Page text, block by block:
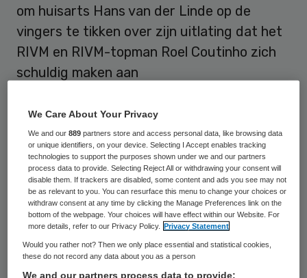
om huisarts Hans van der Linde op de
vingers te tikken over zijn uitlating dat het
RIVM en RIVM-topman Roel Coutinho zich
schuldig maken aan
Middelburg deed woensdag uitspraak.
De Nederlandse Staat had namens het
ministerie van VWS en het Rijksinstituut
voor Volksgezondheid en Milieu (RIVM) de
zaakaangespannen tegen de huisartsna
uitlatingen van hem over het nut van de
griepprik en zijn beschuldigingen over
belangenverstrengeling. Het Rijksinstituut
We Care About Your Privacy
We and our889 partners store and access personal data, like browsing data
or unique identifiers, on your device. Selecting I Accept enables tracking
technologies to support the purposes shown under we and our partners
process data to provide. Selecting Reject All or withdrawing your consent will
disable them. If trackers are disabled, some content and ads you see may not
be as relevant to you. You can resurface this menu to change your choices or
withdraw consent at any time by clicking the Manage Preferences link on the
bottom of the webpage. Your choices will have effect within our Website. For
more details, refer to our Privacy Policy.
Privacy Statement
Would you rather not? Then we only place essential and statistical cookies,
these do not record any data about you as a person
We and our partners process data to provide: